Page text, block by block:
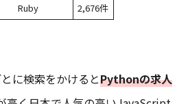
Ruby 2,676件
に検索をかけるとPythonの求人